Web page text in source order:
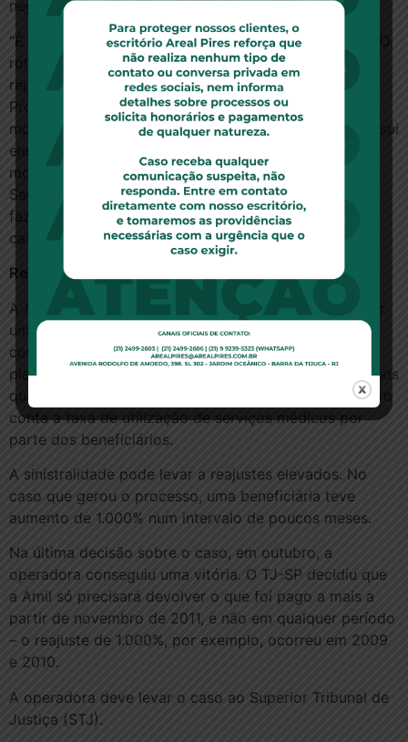
negam tudo que esteja fora desse rol.
“É direito do consumidor. É preciso inverter a lógica. O
rol deve ser visto como explicativo”, afirma a
representante do Idec.
Procurada, a ANS alegou que não faz parte da ação
movida pelo MP-SP contra a Amil e por isso “não possui
elementos suficientes para se pronunciar neste
momento sobre a questão.” A Federação Nacional de
Saúde Suplementar (Fenasaúde), da qual a operadora
faz parte, também informou que não comentaria o
caso.
Reajuste por sinistralidade
A Amil também briga na Justiça para não ter de pagar
uma outra conta imposta pelo MP-SP. A empresa foi
condenada em 2012 a rever os reajustes aplicados a
planos contratados por micro e pequenas empresas nos
quais foi usado o critério da sinistralidade, que leva em
conta a taxa de utilização de serviços médicos por
parte dos beneficiários.
A sinistralidade pode levar a reajustes elevados. No
caso que gerou o processo, uma beneficiária teve
aumento de 1.000% num intervalo de poucos meses.
Na última decisão sobre o caso, em outubro, a
operadora conseguiu uma vitória. O TJ-SP decidiu que
a Amil só precisará devolver o que foi pago a mais a
partir de novembro de 2011, e não em qualquer período
– o reajuste de 1.000%, por exemplo, ocorreu em 2009
e 2010.
A operadora deve levar o caso ao Superior Tribunal de
Justiça (STJ).